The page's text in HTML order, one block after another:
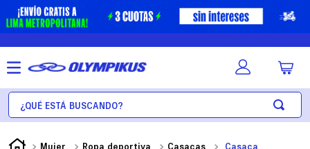
¿Qué está buscando?
Mujer Ropa deportiva Casacas
Casaca